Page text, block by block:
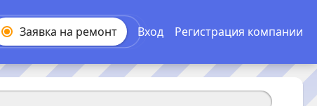
Заявка на ремонт Вход Регистрация компании